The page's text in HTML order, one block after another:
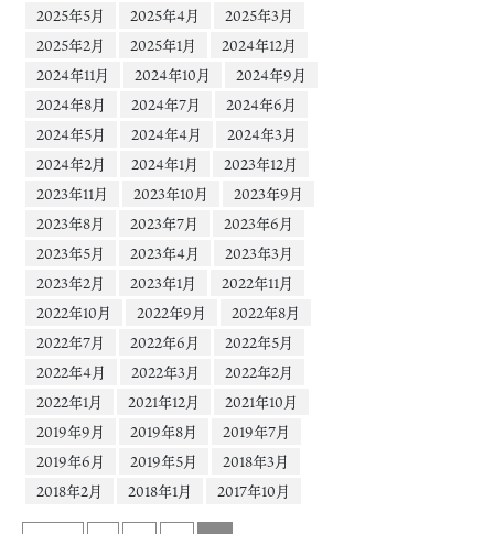
2025年5月
2025年4月
2025年3月
2025年2月
2025年1月
2024年12月
2024年11月
2024年10月
2024年9月
2024年8月
2024年7月
2024年6月
2024年5月
2024年4月
2024年3月
2024年2月
2024年1月
2023年12月
2023年11月
2023年10月
2023年9月
2023年8月
2023年7月
2023年6月
2023年5月
2023年4月
2023年3月
2023年2月
2023年1月
2022年11月
2022年10月
2022年9月
2022年8月
2022年7月
2022年6月
2022年5月
2022年4月
2022年3月
2022年2月
2022年1月
2021年12月
2021年10月
2019年9月
2019年8月
2019年7月
2019年6月
2019年5月
2018年3月
2018年2月
2018年1月 2017年10月